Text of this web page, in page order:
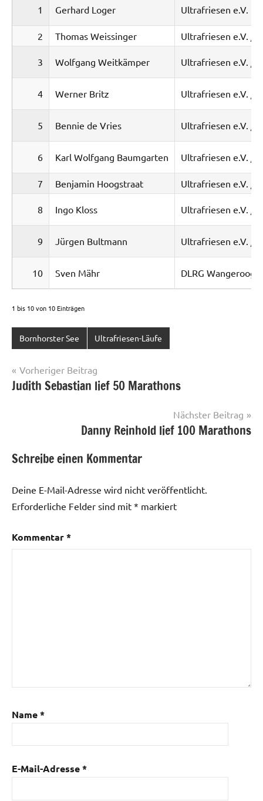
1 Gerhard Loger Ultrafriesen e.V.
2 Thomas Weissinger Ultrafriesen e.V. /
3 Wolfgang Weitkämper Ultrafriesen e.V. /
4 Werner Britz Ultrafriesen e.V. /
5 Bennie de Vries Ultrafriesen e.V. /
6 Karl Wolfgang Baumgarten Ultrafriesen e.V. /
7 Benjamin Hoogstraat Ultrafriesen e.V. /
8 Ingo Kloss Ultrafriesen e.V. /
9 Jürgen Bultmann Ultrafriesen e.V. /
10 Sven Mähr DLRG Wangerooge
1 bis 10 von 10 Einträgen
Bornhorster See Ultrafriesen-Läufe
Beitragsnavigation
Vorheriger Beitrag
Judith Sebastian lief 50 Marathons
Nächster Beitrag
Danny Reinhold lief 100 Marathons
Schreibe einen Kommentar
Deine E-Mail-Adresse wird nicht veröffentlicht.
Erforderliche Felder sind mit * markiert
Kommentar*
Name*
E-Mail-Adresse*